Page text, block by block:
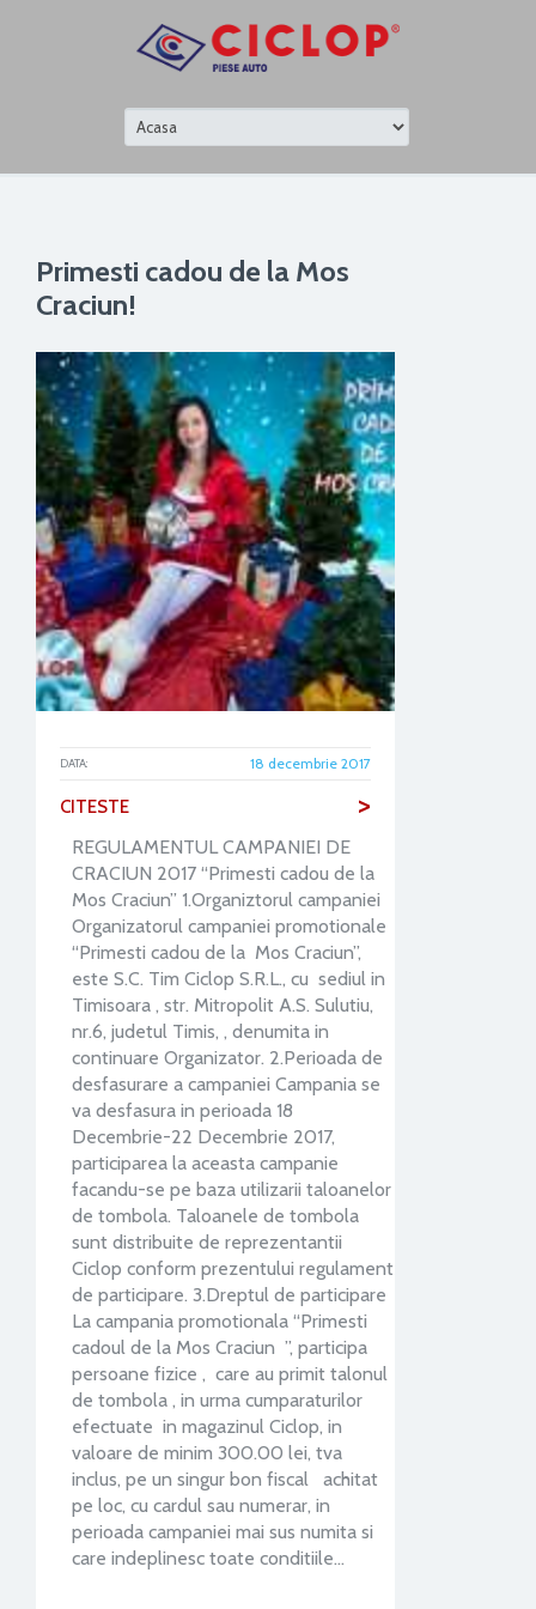
Primesti cadou de la Mos
Craciun!
DATA: 18 decembrie 2017
CITESTE >
REGULAMENTUL CAMPANIEI DE
CRACIUN 2017 “Primesti cadou de la
Mos Craciun” 1.Organiztorul campaniei
Organizatorul campaniei promotionale
“Primesti cadou de la Mos Craciun”,
este S.C. Tim Ciclop S.R.L., cu sediul in
Timisoara , str. Mitropolit A.S. Sulutiu,
nr.6, judetul Timis, , denumita in
continuare Organizator. 2.Perioada de
desfasurare a campaniei Campania se
va desfasura in perioada 18
Decembrie-22 Decembrie 2017,
participarea la aceasta campanie
facandu-se pe baza utilizarii taloanelor
de tombola. Taloanele de tombola
sunt distribuite de reprezentantii
Ciclop conform prezentului regulament
de participare. 3.Dreptul de participare
La campania promotionala “Primesti
cadoul de la Mos Craciun ”, participa
persoane fizice , care au primit talonul
de tombola , in urma cumparaturilor
efectuate in magazinul Ciclop, in
valoare de minim 300.00 lei, tva
inclus, pe un singur bon fiscal achitat
pe loc, cu cardul sau numerar, in
perioada campaniei mai sus numita si
care indeplinesc toate conditiile…